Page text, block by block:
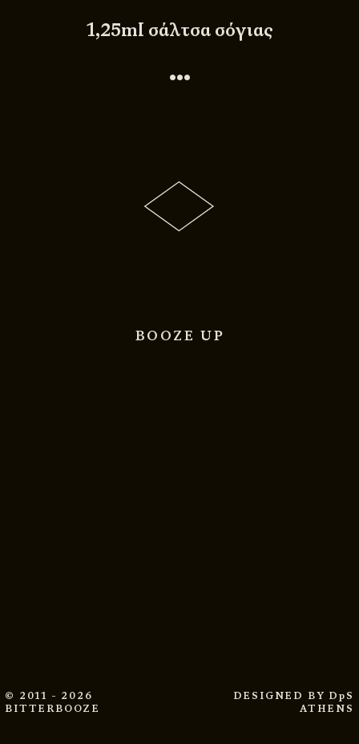
1,25ml σάλτσα σόγιας
•••
BOOZE UP
© 2011 - 2026
BITTERBOOZE
DESIGNED BY DpS
ATHENS